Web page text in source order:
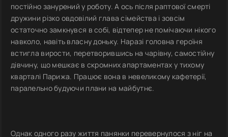
постійно занурений у роботу. А ось після раптової смерті
дружини різко овдовілий глава сімейства і зовсім
остаточно замкнувся в собі, відтепер не помічаючи нікого
навколо, навіть власну доньку. Наразі головна героїня
встигла вирости, перетворившись на чарівну, самостійну
дівчину, що мешкає в скромних апартаментах у тихому
кварталі Парижа. Працює вона в невеликому кафетерії,
паралельно будуючи плани на майбутнє.
Однак одного разу життя панянки перевернулося з ніг на